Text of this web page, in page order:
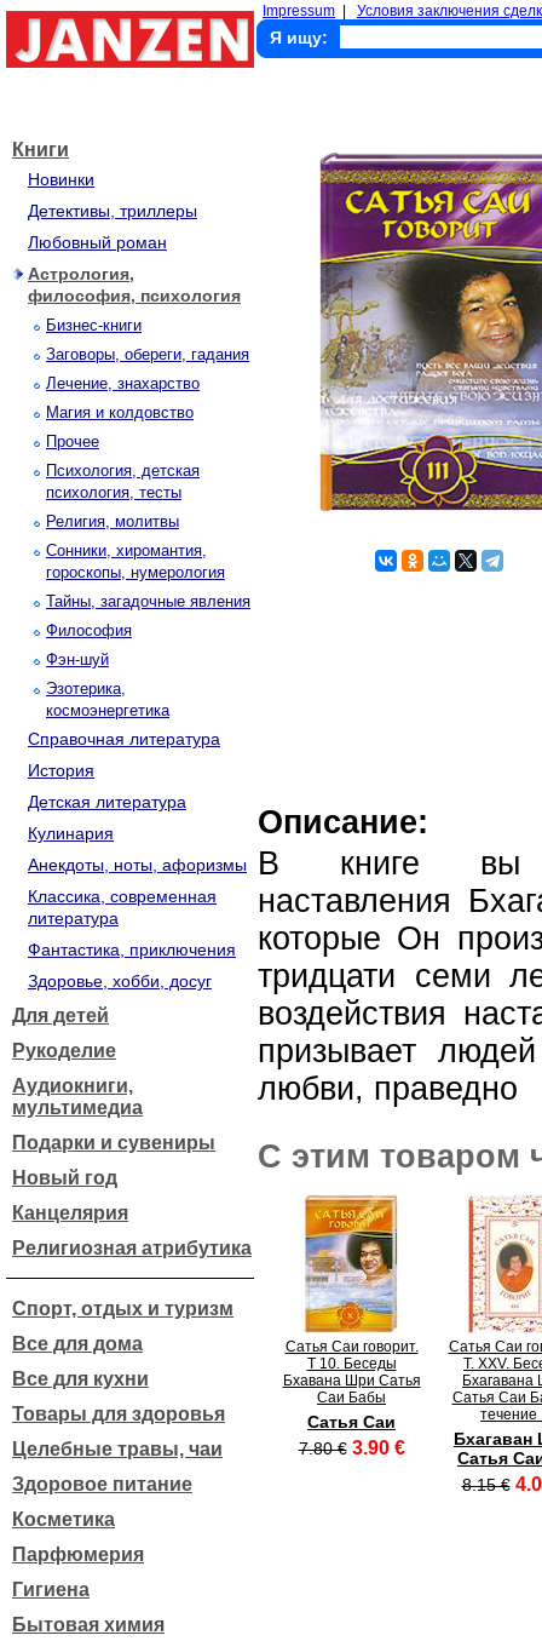
Impressum Условия заключения
Я ищу:
Книги
Новинки
Детективы, триллеры
Любовный роман
Астрология,
философия, психология
Бизнес-книги
Заговоры, обереги, гадания
Лечение, знахарство
Магия и колдовство
Прочее
Психология, детская
психология, тесты
Религия, молитвы
Сонники, хиромантия,
гороскопы, нумерология
Тайны, загадочные явления
Философия
Фэн-шуй
Эзотерика,
космоэнергетика
Справочная литература
История
Детская литература
Кулинария
Анекдоты, ноты, афоризмы
Классика, современная
литература
Фантастика, приключения
Здоровье, хобби, досуг
Для детей
Рукоделие
Аудиокниги,
мультимедиа
Подарки и сувениры
Новый год
Канцелярия
Религиозная атрибутика
Спорт, отдых и туризм
Все для дома
Все для кухни
Товары для здоровья
Целебные травы, чаи
Здоровое питание
Косметика
Парфюмерия
Гигиена
Бытовая химия
Описание:
В книге вы
наставления
которые Он
тридцати семи
воздействия
призывает
любви, праведно
С этим товаром
Сатья Саи говорит.
Т 10. Беседы
Бхавана Шри Сатья
Саи Бабы
Сатья Саи
7.80 € 3.90 €
Сатья Саи
Т. XXV.
Бхагавана
Сатья Саи
течение
Сатья
8.15 €